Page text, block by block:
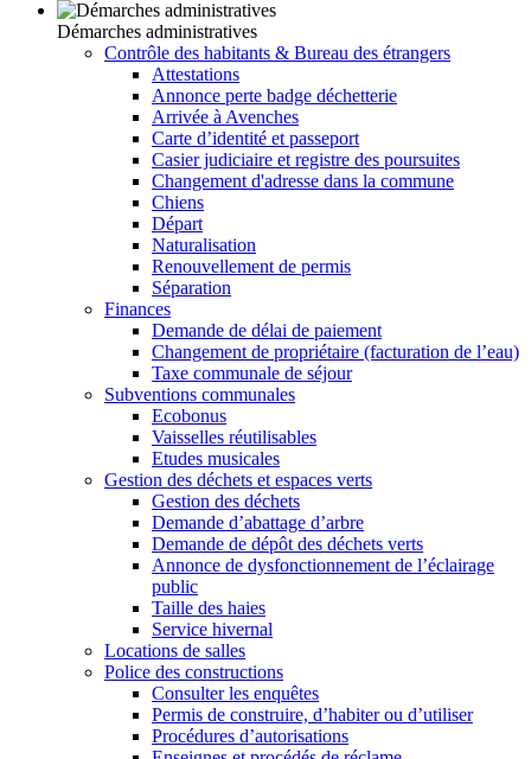
Démarches administratives
Contrôle des habitants & Bureau des étrangers
Attestations
Annonce perte badge déchetterie
Arrivée à Avenches
Carte d’identité et passeport
Casier judiciaire et registre des poursuites
Changement d'adresse dans la commune
Chiens
Départ
Naturalisation
Renouvellement de permis
Séparation
Finances
Demande de délai de paiement
Changement de propriétaire (facturation de l’eau)
Taxe communale de séjour
Subventions communales
Ecobonus
Vaisselles réutilisables
Etudes musicales
Gestion des déchets et espaces verts
Gestion des déchets
Demande d’abattage d’arbre
Demande de dépôt des déchets verts
Annonce de dysfonctionnement de l’éclairage
public
Taille des haies
Service hivernal
Locations de salles
Police des constructions
Consulter les enquêtes
Permis de construire, d’habiter ou d’utiliser
Procédures d’autorisations